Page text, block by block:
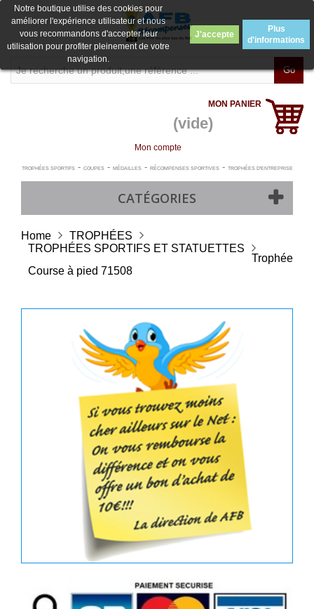
Go
MON PANIER
(vide)
Mon compte
TROPHÉES SPORTIFS- COUPES- MÉDAILLES- RÉCOMPENSES SPORTIVES- TROPHÉES D'ENTREPRISE
CATÉGORIES
Notre boutique utilise des cookies pour
améliorer l'expérience utilisateur et nous
vous recommandons d'accepter leur
utilisation pour profiter pleinement de votre
navigation.
J'accepte
Plus
d'informations
Home
TROPHÉES
TROPHÉES SPORTIFS ET STATUETTES
Trophée
Course à pied 71508